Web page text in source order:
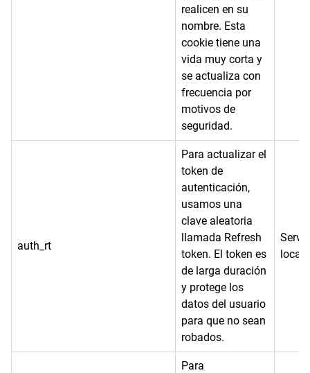
realicen en su
nombre. Esta
cookie tiene una
vida muy corta y
se actualiza con
frecuencia por
motivos de
seguridad.
auth_rt
Para actualizar el
token de
autenticación,
usamos una
clave aleatoria
llamada Refresh
token. El token es
de larga duración
y protege los
datos del usuario
para que no sean
robados.
local
Para